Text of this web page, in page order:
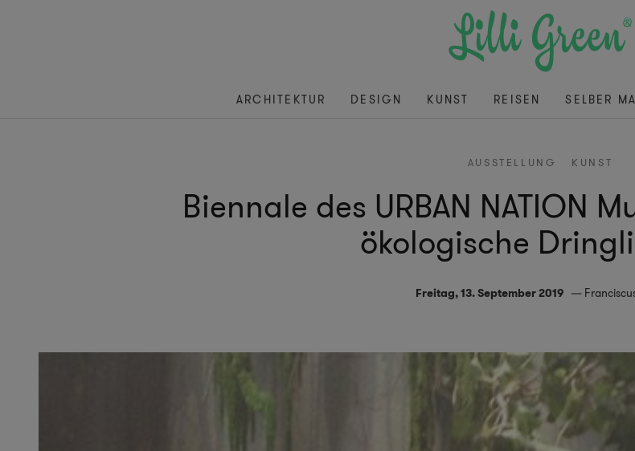
ARCHITEKTUR DESIGN KUNST REISEN SELBER
AUSSTELLUNG KUNST
Biennale des URBAN NATION
ökologische
Freitag, 13. September 2019